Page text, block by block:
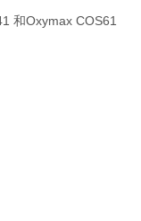
和Oxymax COS61